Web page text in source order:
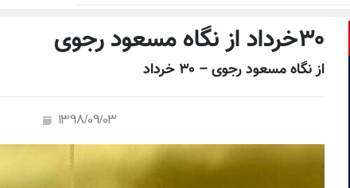
۳۰خرداد از نگاه مسعود رجوی
از نگاه مسعود رجوی – ۳۰ خرداد
1398/09/03